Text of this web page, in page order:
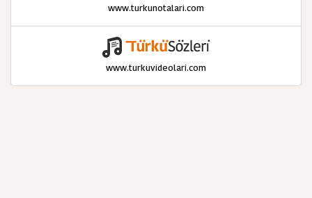
www.turkunotalari.com
www.turkuvideolari.com